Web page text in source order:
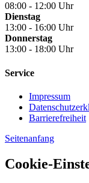
08:00 - 12:00 Uhr
Dienstag
13:00 -
Donnerstag
13:00 - 18:00 Uhr
Service
Impressum
Barrierefreiheit
Seitenanfang
Cookie-